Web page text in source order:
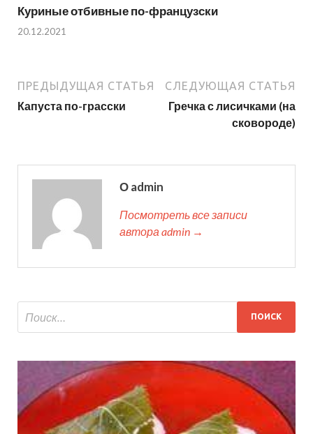
Куриные отбивные по-французски
20.12.2021
ПРЕДЫДУЩАЯ СТАТЬЯ
Капуста по-грасски
СЛЕДУЮЩАЯ СТАТЬЯ
Гречка с лисичками (на
сковороде)
О admin
Посмотреть все записи
автора admin →